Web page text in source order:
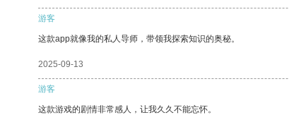
游客
这款app就像我的私人导师，带领我探索知识的奥秘。
2025-09-13
游客
这款游戏的剧情非常感人，让我久久不能忘怀。